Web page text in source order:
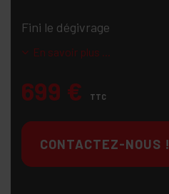
Fini le dégivrage
En savoir plus ...
699 € TTC
CONTACTEZ-NOUS !